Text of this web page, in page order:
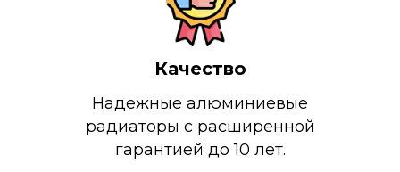
Надежные алюминиевые
радиаторы с расширенной
гарантией до 10 лет.
Качество